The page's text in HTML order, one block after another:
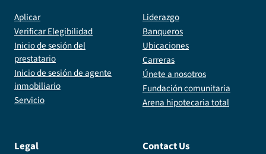
Aplicar
Verificar Elegibilidad
Inicio de sesión del
prestatario
Inicio de sesión de agente
inmobiliario
Servicio
Liderazgo
Banqueros
Ubicaciones
Carreras
Únete a nosotros
Fundación comunitaria
Arena hipotecaria total
Legal Contact Us